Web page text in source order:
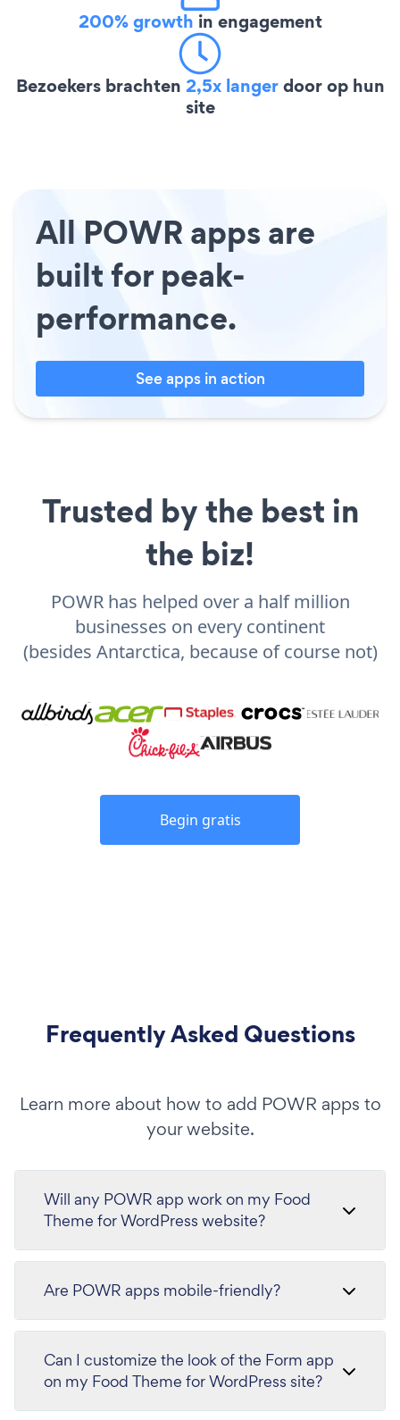
200% growth in engagement
Bezoekers brachten 2,5x langerdoor op hun
site
All POWR apps are
built for peak-
performance.
See apps in action
Trusted by the best in
the biz!
POWR has helped over a half million
businesses on every continent
(besides Antarctica, because of course not)
Begin gratis
Frequently Asked Questions
Learn more about how to add POWR apps to
your website.
Will any POWR app work on my Food
Theme for WordPress website?
Are POWR apps mobile-friendly?
Can I customize the look of the Form app
on my Food Theme for WordPress site?